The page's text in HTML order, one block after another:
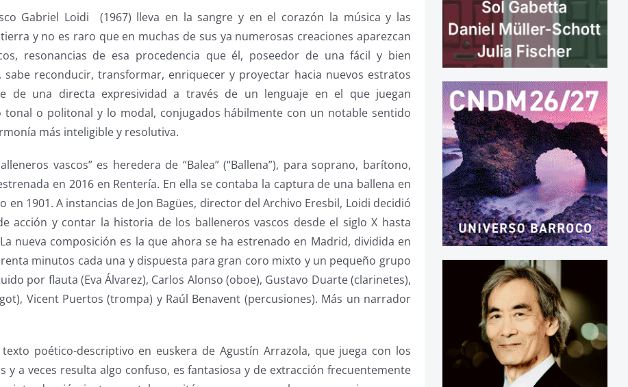
Gabriel Loidi (1967) lleva en la sangre y en el corazón la música y las
y no es raro que en muchas de sus ya numerosas creaciones aparezcan
resonancias de esa procedencia que él, poseedor de una fácil y bien
sabe reconducir, transformar, enriquecer y proyectar hacia nuevos estratos
de una directa expresividad a través de un lenguaje en el que juegan
tonal o politonal y lo modal, conjugados hábilmente con un notable sentido
más inteligible y resolutiva.
vascos” es heredera de “Balea” (“Ballena”), para soprano, barítono,
en 2016 en Rentería. En ella se contaba la captura de una ballena en
en 1901. A instancias de Jon Bagües, director del Archivo Eresbil, Loidi decidió
acción y contar la historia de los balleneros vascos desde el siglo X hasta
nueva composición es la que ahora se ha estrenado en Madrid, dividida en
minutos cada una y dispuesta para gran coro mixto y un pequeño grupo
por flauta (Eva Álvarez), Carlos Alonso (oboe), Gustavo Duarte (clarinetes),
Vicent Puertos (trompa) y Raúl Benavent (percusiones). Más un narrador
poético-descriptivo en euskera de Agustín Arrazola, que juega con los
y a veces resulta algo confuso, es fantasiosa y de extracción frecuentemente